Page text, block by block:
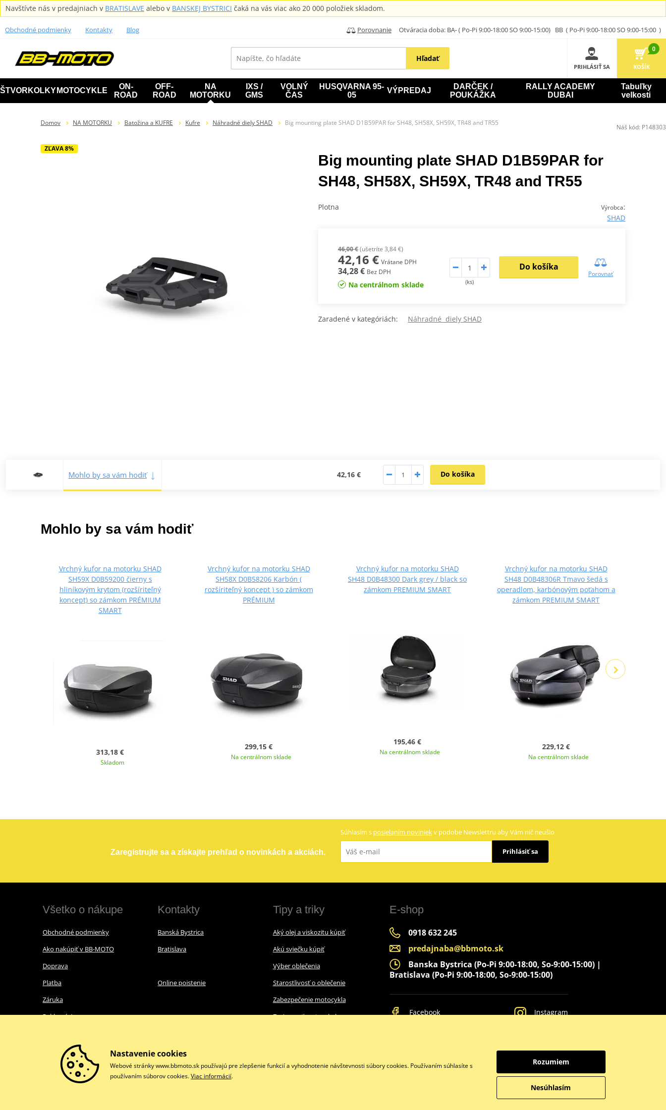
Navštívte nás v predajniach v BRATISLAVE alebo v BANSKEJ BYSTRICI čaká na vás viac ako 20 000 položiek skladom.
Obchodné podmienky Kontakty Blog Porovnanie Otváracia doba: BA- ( Po-Pi 9:00-18:00 SO 9:00-15:00) BB ( Po-Pi 9:00-18:00 SO 9:00-15:00 )
Hľadať
PRIHLÁSIŤ SA
0
KOŠÍK
ŠTVORKOLKY MOTOCYKLE
ON-
ROAD
OFF-
ROAD
NA
MOTORKU
IXS /
GMS
VOLNÝ
ČAS
HUSQVARNA 95-
05
VÝPREDAJ
DARČEK /
POUKÁŽKA
RALLY ACADEMY
DUBAI
Tabuľky
velkosti
Domov NA MOTORKU Batožina a KUFRE Kufre Náhradné diely SHAD Big mounting plate SHAD D1B59PAR for SH48, SH58X, SH59X, TR48 and TR55
ZĽAVA 8%
Big mounting plate SHAD D1B59PAR for
SH48, SH58X, SH59X, TR48 and TR55
Výrobca:
SHAD
Plotna
46,00 €(ušetríte 3,84 €)
42,16 € Vrátane DPH
34,28 € Bez DPH
Na centrálnom sklade (ks)
Do košíka
Porovnať
Zaradené v kategóriách: Náhradné diely SHAD
Mohlo by sa vám hodiť 42,16 € Do košíka
Náš kód: P148303
Mohlo by sa vám hodiť
Vrchný kufor na motorku SHAD
SH59X D0B59200 čierny s
hliníkovým krytom (rozšíriteľný
koncept) so zámkom PRÉMIUM
SMART
313,18 €
Skladom
Vrchný kufor na motorku SHAD
SH58X D0B58206 Karbón (
rozšíriteľný koncept ) so zámkom
PRÉMIUM
299,15 €
Na centrálnom sklade
Vrchný kufor na motorku SHAD
SH48 D0B48300 Dark grey / black so
zámkom PREMIUM SMART
195,46 €
Na centrálnom sklade
Vrchný kufor na motorku SHAD
SH48 D0B48306R Tmavo šedá s
operadlom, karbónovým poťahom a
zámkom PREMIUM SMART
229,12 €
Na centrálnom sklade
Zaregistrujte sa a získajte prehľad o novinkách a akciách.
Súhlasím s posielaním noviniekv podobe Newslettru aby Vám nič neušlo
Prihlásiť sa
Všetko o nákupe
Obchodné podmienky
Ako nakúpiť v BB-MOTO
Doprava
Platba
Záruka
Reklamácie
Nákup s nulovou DPH
Právne informácie
Kontakty
Banská Bystrica
Bratislava
Online poistenie
Tipy a triky
Aký olej a viskozitu kúpiť
Akú sviečku kúpiť
Výber oblečenia
Starostlivosť o oblečenie
Zabezpečenie motocykla
Zazimovať motocykel
Tabuľky velkosti
E-shop
0918 632 245
predajnaba@bbmoto.sk
Banska Bystrica (Po-Pi 9:00-18:00, So-9:00-15:00) |
Bratislava (Po-Pi 9:00-18:00, So-9:00-15:00)
Facebook Instagram
Nastavenie cookies
Webové stránky www.bbmoto.sk používajú pre zlepšenie funkcií a vyhodnotenie návštevnosti súbory cookies. Používaním súhlasíte s
používaním súborov cookies.Viac informácií.
Nesúhlasím
Rozumiem